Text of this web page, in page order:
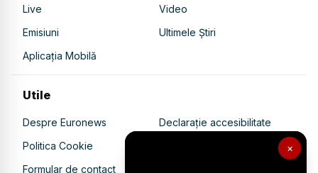
×
Live
Video
Emisiuni
Ultimele Știri
Aplicația Mobilă
Utile
Despre Euronews
Declarație accesibilitate
Politica Cookie
Politica de confidențialitate
Formular de contact